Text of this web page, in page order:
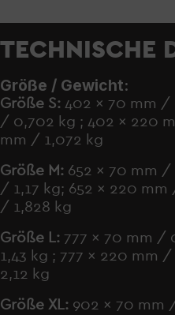
TECHNISCHE
Größe / Gewicht:
Größe S: 402 x 70 mm /
/ 0,702 kg ; 402 x 220
mm / 1,072 kg
Größe M: 652 x 70 mm /
/ 1,17 kg; 652 x 220 mm
/ 1,828 kg
Größe L: 777 x 70 mm /
1,43 kg ; 777 x 220 mm
2,12 kg
Größe XL: 902 x 70 mm